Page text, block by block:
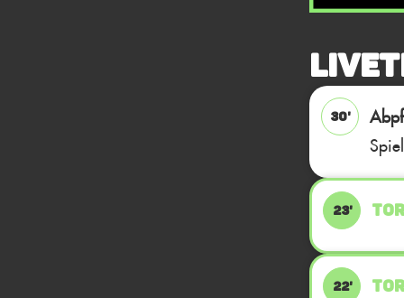
30'
23'
22'